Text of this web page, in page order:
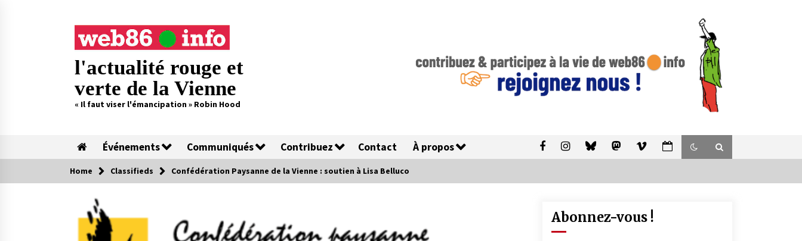
l'actualité rouge et
verte de la Vienne
« Il faut viser l'émancipation » Robin Hood
Événements Communiqués Contribuez Contact À propos
Home Classifieds Confédération Paysanne de la Vienne : soutien à Lisa Belluco
Abonnez-vous !